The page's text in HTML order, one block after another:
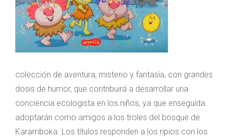
colección de aventura, misterio y fantasía, con grandes
dosis de humor, que contribuirá a desarrollar una
conciencia ecologista en los niños, ya que enseguida
adoptarán como amigos a los troles del bosque de
Karamboka. Los títulos responden a los ripios con los